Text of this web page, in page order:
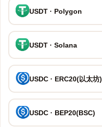
USDT · Polygon
USDT · Solana
USDC · ERC20(以太坊)
USDC · BEP20(BSC)